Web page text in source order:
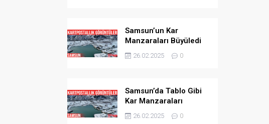
Samsun’un Kar
Manzaraları Büyüledi
26.02.2025 0
Samsun’da Tablo Gibi
Kar Manzaraları
26.02.2025 0